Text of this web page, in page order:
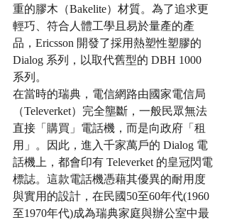
重的膠木（Bakelite）材質。為了追求更
輕巧、符合人體工學且易於量產的產
品，Ericsson 開發了採用熱塑性塑膠的
Dialog 系列，以取代舊型的 DBH 1000
系列。
在當時的瑞典，電信網路由國家電信局
（Televerket）完全壟斷，一般民眾無法
直接「購買」電話機，而是向政府「租
用」。因此，進入千家萬戶的 Dialog 電
話機上，都會印有 Televerket 的皇冠閃電
標誌。這款電話機憑藉其優異的耐用度
與實用的設計，在民國50至60年代(1960
至1970年代)成為瑞典家庭與辦公室中最